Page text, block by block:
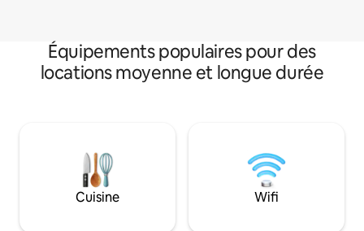
Équipements populaires pour des
locations moyenne et longue durée
Cuisine Wifi